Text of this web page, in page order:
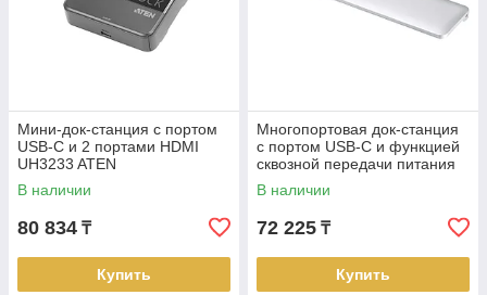
Мини-док-станция с портом
USB-C и 2 портами HDMI
UH3233 ATEN
В наличии
80 834 ₸
Купить
Многопортовая док-станция
с портом USB-C и функцией
сквозной передачи питания
(Power Pass-Through)
UH3234 ATEN
В наличии
72 225 ₸
Купить